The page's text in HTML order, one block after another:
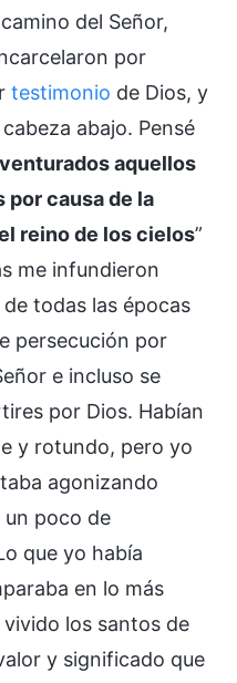
del Señor,
por
testimonio de Dios, y
abajo. Pensé
aquellos
por causa de la
reino de los cielos”
me infundieron
todas las épocas
persecución por
e incluso se
por Dios. Habían
y rotundo, pero yo
agonizando
un poco de
que yo había
en lo más
los santos de
y significado que